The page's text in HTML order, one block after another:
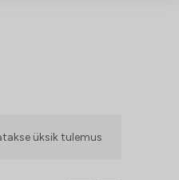
üksik tulemus